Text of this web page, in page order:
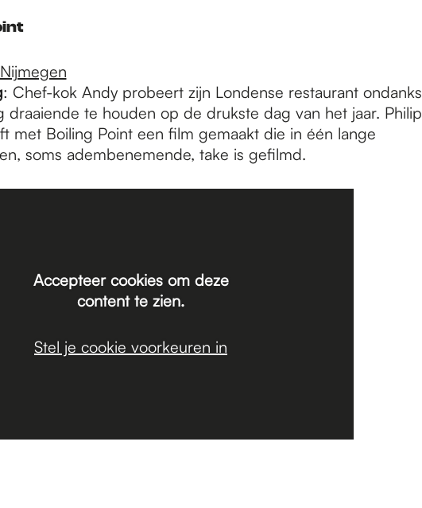
: Chef-kok Andy probeert zijn Londense restaurant ondanks
draaiende te houden op de drukste dag van het jaar. Philip
met Boiling Point een film gemaakt die in één lange
soms adembenemende, take is gefilmd.
Accepteer cookies om deze
content te zien.
Stel je cookie voorkeuren in